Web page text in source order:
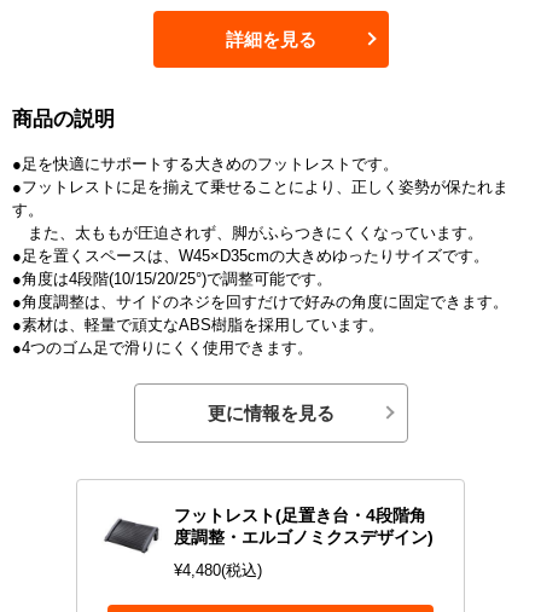
詳細を見る
商品の説明
●足を快適にサポートする大きめのフットレストです。
●フットレストに足を揃えて乗せることにより、正しく姿勢が保たれま
す。
また、太ももが圧迫されず、脚がふらつきにくくなっています。
●足を置くスペースは、W45×D35cmの大きめゆったりサイズです。
●角度は4段階(10/15/20/25°)で調整可能です。
●角度調整は、サイドのネジを回すだけで好みの角度に固定できます。
●素材は、軽量で頑丈なABS樹脂を採用しています。
●4つのゴム足で滑りにくく使用できます。
更に情報を見る
フットレスト(足置き台・4段階角
度調整・エルゴノミクスデザイン)
¥4,480(税込)